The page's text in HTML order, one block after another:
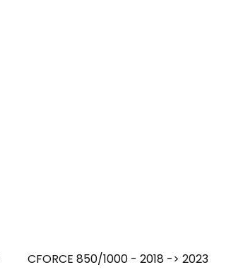
CFORCE 850/1000 - 2018 -> 2023